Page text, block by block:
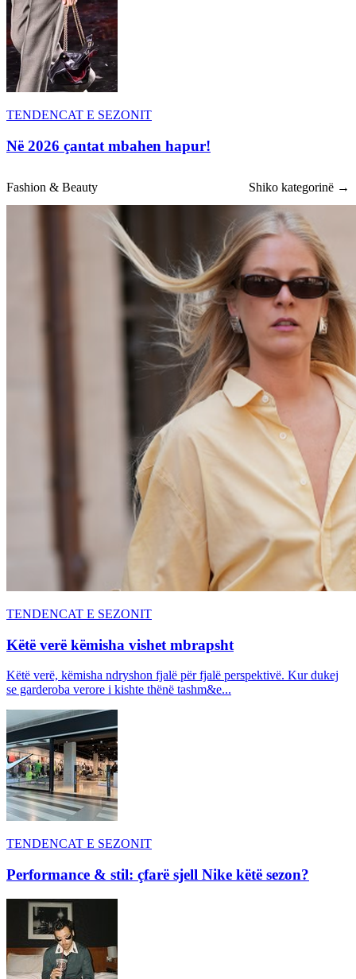
TENDENCAT E SEZONIT
Në 2026 çantat mbahen hapur!
Fashion & Beauty Shiko kategorinë →
TENDENCAT E SEZONIT
Këtë verë këmisha vishet mbrapsht
Këtë verë, këmisha ndryshon fjalë për fjalë perspektivë. Kur dukej
se garderoba verore i kishte thënë tashm&e...
TENDENCAT E SEZONIT
Performance & stil: çfarë sjell Nike këtë sezon?